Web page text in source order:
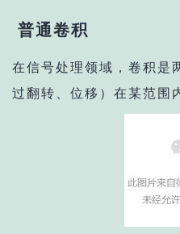
普通卷积
在信号处理领域，卷积是
过翻转、位移）在某范围